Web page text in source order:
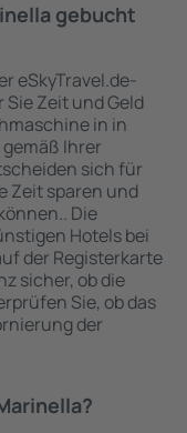
gebucht
eSkyTravel.de-
Zeit und Geld
in in
Ihrer
sich für
Zeit sparen und
Die
Hotels bei
der Registerkarte
sicher, ob die
Sie, ob das
der